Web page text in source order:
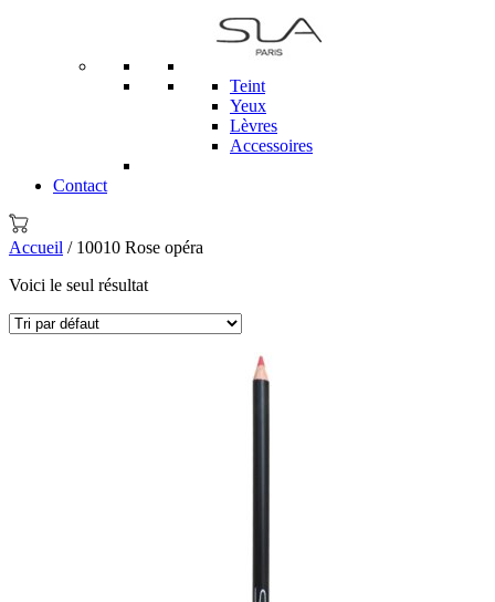
Teint
Yeux
Lèvres
Accessoires
Contact
Accueil / 10010 Rose opéra
Voici le seul résultat